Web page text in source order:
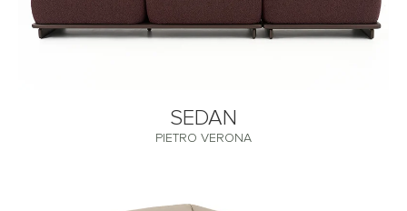
SEDAN
PIETRO VERONA